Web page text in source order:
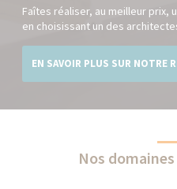
Faîtes réaliser, au meilleur prix,
en choisissant un des
EN SAVOIR PLUS SUR NOTRE
Nos